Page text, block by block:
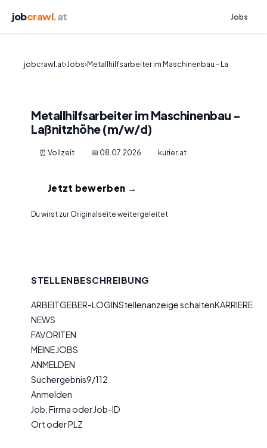
jobcrawl.at Jobs
jobcrawl.at›Jobs›Metallhilfsarbeiter im Maschinenbau - La
Metallhilfsarbeiter im Maschinenbau -
Laßnitzhöhe (m/w/d)
⏰ Vollzeit 📅 08.07.2026 kurier.at
Jetzt bewerben →
Du wirst zur Originalseite weitergeleitet
STELLENBESCHREIBUNG
ARBEITGEBER-LOGINStellenanzeige schaltenKARRIERE
NEWS
FAVORITEN
MEINE JOBS
ANMELDEN
Suchergebnis9/112
Anmelden
Job, Firma oder Job-ID
Ort oder PLZ